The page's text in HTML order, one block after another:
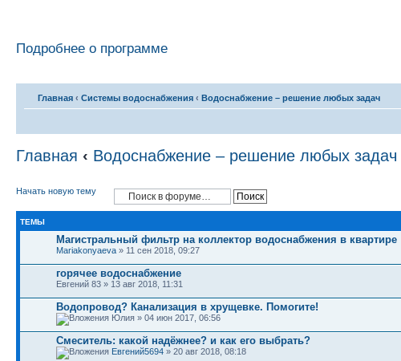
Подробнее о программе
Главная ‹ Системы водоснабжения ‹ Водоснабжение – решение любых задач
Главная ‹ Водоснабжение – решение любых задач
Начать новую тему
ТЕМЫ
Магистральный фильтр на коллектор водоснабжения в квартире
Mariakonyaeva » 11 сен 2018, 09:27
горячее водоснабжение
Евгений 83 » 13 авг 2018, 11:31
Водопровод? Канализация в хрущевке. Помогите!
Юлия » 04 июн 2017, 06:56
Смеситель: какой надёжнее? и как его выбрать?
Евгений5694 » 20 авг 2018, 08:18